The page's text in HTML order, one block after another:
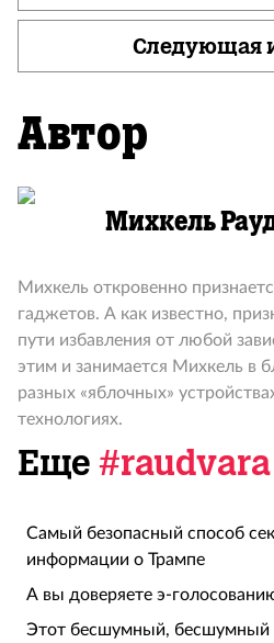
Следующая
Автор
Михкель
Михкель откровенно
гаджетов. А как известно,
пути избавления от любой
этим и занимается Михкель в
разных «яблочных»
технологиях.
Еще #raudvara
Самый безопасный способ
информации о Трампе
А вы доверяете э-
Этот бесшумный, бесшумный